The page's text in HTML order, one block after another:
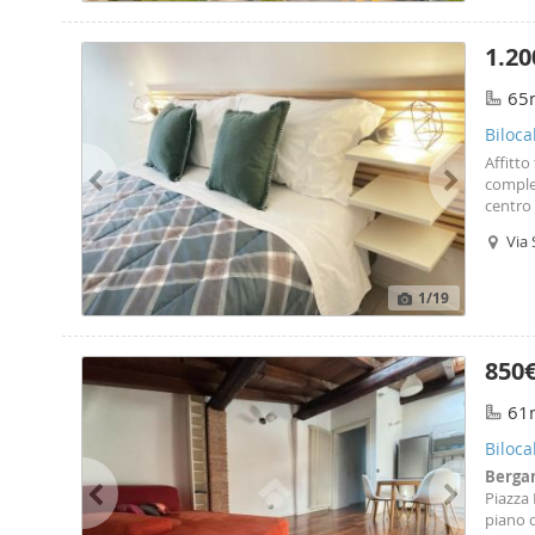
1/19
Affitto
centro
gliVia
piano